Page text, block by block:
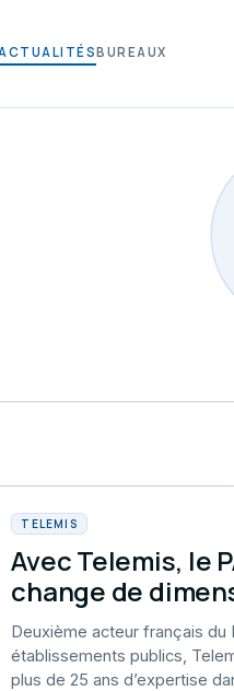
ACTUALITÉSBUREAUX
TELEMIS
Avec Telemis, le
change de
Deuxième acteur français du
établissements publics,
plus de 25 ans d’expertise